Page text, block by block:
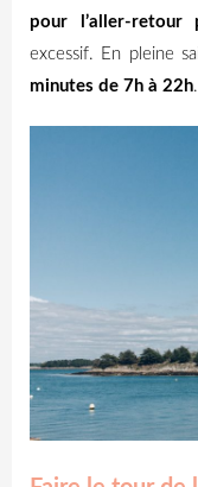
pour l’aller-retour
excessif. En pleine
minutes de 7h à 22h.